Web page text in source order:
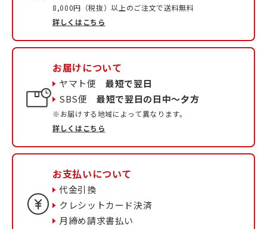
8,000円（税抜）以上のご注文で送料無料
詳しくはこちら
お届けについて
ヤマト便最短で翌日
SBS便最短で翌日の日中〜夕方
※お届けする地域によって異なります。
詳しくはこちら
お支払いについて
代金引換
クレシットカード決済
月締め請求書払い